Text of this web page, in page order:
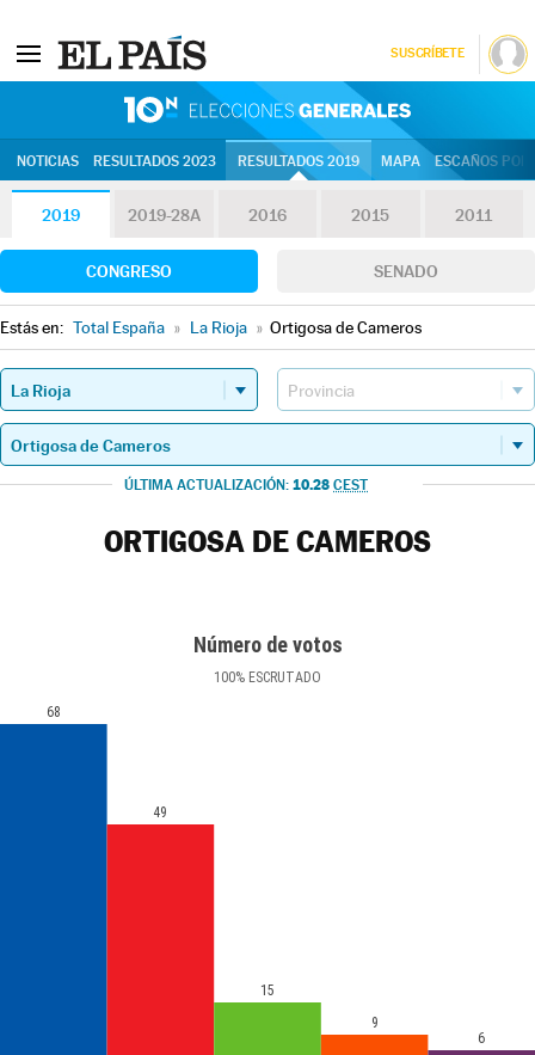
SUSCRÍBETE
NOTICIAS RESULTADOS 2023 RESULTADOS 2019 MAPA ESCAÑOS
2019 2019-28A 2016 2015 2011
CONGRESO SENADO
Estás en: Total España » La Rioja » Ortigosa de Cameros
ÚLTIMA ACTUALIZACIÓN: 10.28 CEST
ORTIGOSA DE CAMEROS
Número de votos
100% ESCRUTADO
68
49
15
9
6